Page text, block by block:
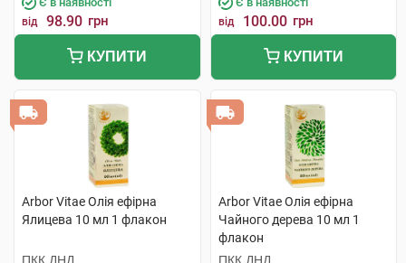
від 98.90 грн
КУПИТИ
від 100.00 грн
КУПИТИ
Arbor Vitae Олія ефірна
Ялицева 10 мл 1 флакон
Arbor Vitae Олія ефірна
Чайного дерева 10 мл 1
флакон